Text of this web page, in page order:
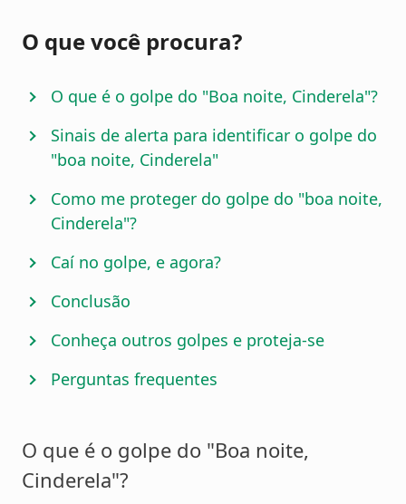
O que você procura?
O que é o golpe do "Boa noite, Cinderela"?
Sinais de alerta para identificar o golpe do
"boa noite, Cinderela"
Como me proteger do golpe do "boa noite,
Cinderela"?
Caí no golpe, e agora?
Conclusão
Conheça outros golpes e proteja-se
Perguntas frequentes
O que é o golpe do "Boa noite,
Cinderela"?